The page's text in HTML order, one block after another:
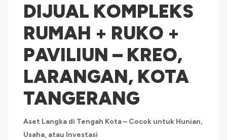
DIJUAL KOMPLEKS
RUMAH + RUKO +
PAVILIUN – KREO,
LARANGAN, KOTA
TANGERANG
Aset Langka di Tengah Kota – Cocok untuk Hunian,
Usaha, atau Investasi